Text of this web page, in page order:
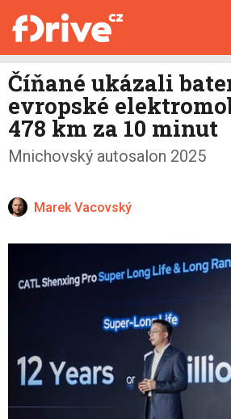
KATALOG
MAPA STANIC
VIDEA
HYBRIDY
E-MOTORSPORT
OSTATNÍ
SERIÁLY
Facebook Google
Twitter Apple
Číňané ukázali
evropské
478 km za 10 minut
Mnichovský autosalon 2025
Marek Vacovský